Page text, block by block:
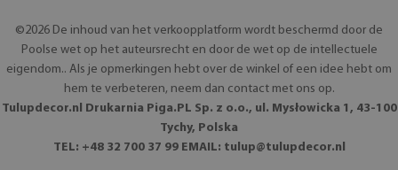
©2026 De inhoud van het verkoopplatform wordt beschermd door de
Poolse wet op het auteursrecht en door de wet op de intellectuele
eigendom.. Als je opmerkingen hebt over de winkel of een idee hebt om
hem te verbeteren, neem dan contact met ons op.
Tulupdecor.nl Drukarnia Piga.PL Sp. z o.o., ul. Mysłowicka 1, 43-100
Tychy, Polska
TEL: +48 32 700 37 99 EMAIL: tulup@tulupdecor.nl